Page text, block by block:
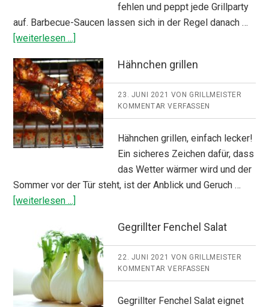
fehlen und peppt jede Grillparty
auf. Barbecue-Saucen lassen sich in der Regel danach …
[weiterlesen ...]
Hähnchen grillen
23. JUNI 2021 VON GRILLMEISTER
KOMMENTAR VERFASSEN
Hähnchen grillen, einfach lecker!
Ein sicheres Zeichen dafür, dass
das Wetter wärmer wird und der
Sommer vor der Tür steht, ist der Anblick und Geruch …
[weiterlesen ...]
Gegrillter Fenchel Salat
22. JUNI 2021 VON GRILLMEISTER
KOMMENTAR VERFASSEN
Gegrillter Fenchel Salat eignet